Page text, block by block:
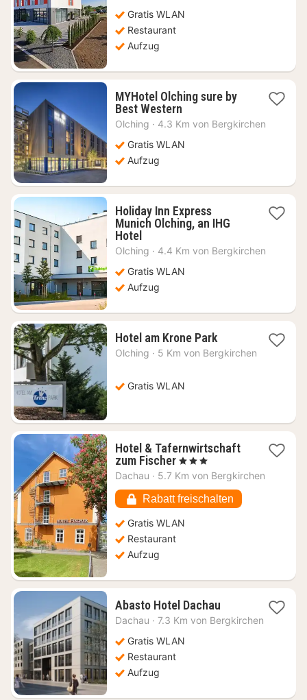
€
Gratis WLAN
Restaurant
Aufzug
MYHotel Olching sure by
Best Western1
Nacht
62,24
Olching · 4.3 Km von Bergkirchen
Gratis WLAN
Aufzug
Holiday Inn Express
Munich Olching, an IHG
Hotel1
Nacht
ab
78,50
€
Olching · 4.4 Km von Bergkirchen
Gratis WLAN
Aufzug
Hotel am Krone Park1
Nacht
ab
Olching · 5 Km von Bergkirchen
Gratis WLAN
Hotel & Tafernwirtschaft
zum Fischer1
Nacht
106,03
€
, 3 Sterne
Dachau · 5.7 Km von Bergkirchen
Rabatt freischalten
Gratis WLAN
Restaurant
Aufzug
Abasto Hotel Dachau1
Nacht
ab
Dachau · 7.3 Km von Bergkirchen
Gratis WLAN
Restaurant
Aufzug